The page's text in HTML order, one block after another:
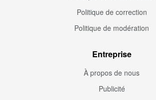
Politique de correction
Politique de modération
Entreprise
À propos de nous
Publicité